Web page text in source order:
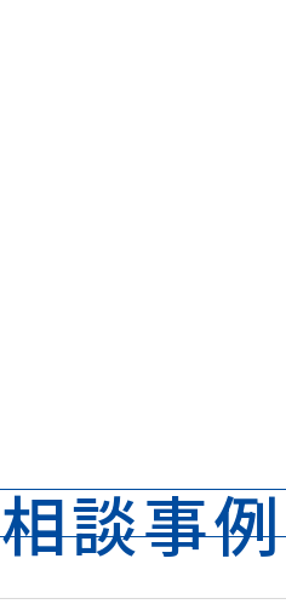
相談事例